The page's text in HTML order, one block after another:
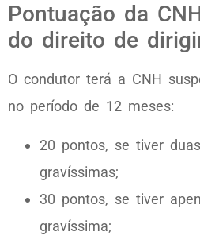
Pontuação da
do direito de
O condutor terá a CNH
no período de 12 meses:
20 pontos, se tiver
gravíssimas;
30 pontos, se tiver
gravíssima;